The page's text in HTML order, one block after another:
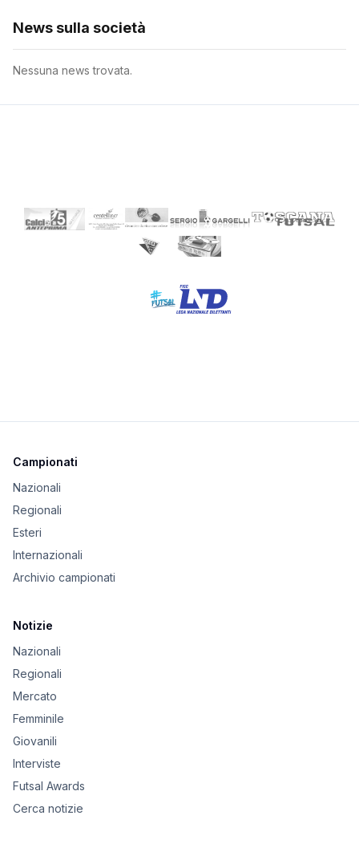
News sulla società
Nessuna news trovata.
Campionati
Nazionali
Regionali
Esteri
Internazionali
Archivio campionati
Notizie
Nazionali
Regionali
Mercato
Femminile
Giovanili
Interviste
Futsal Awards
Cerca notizie